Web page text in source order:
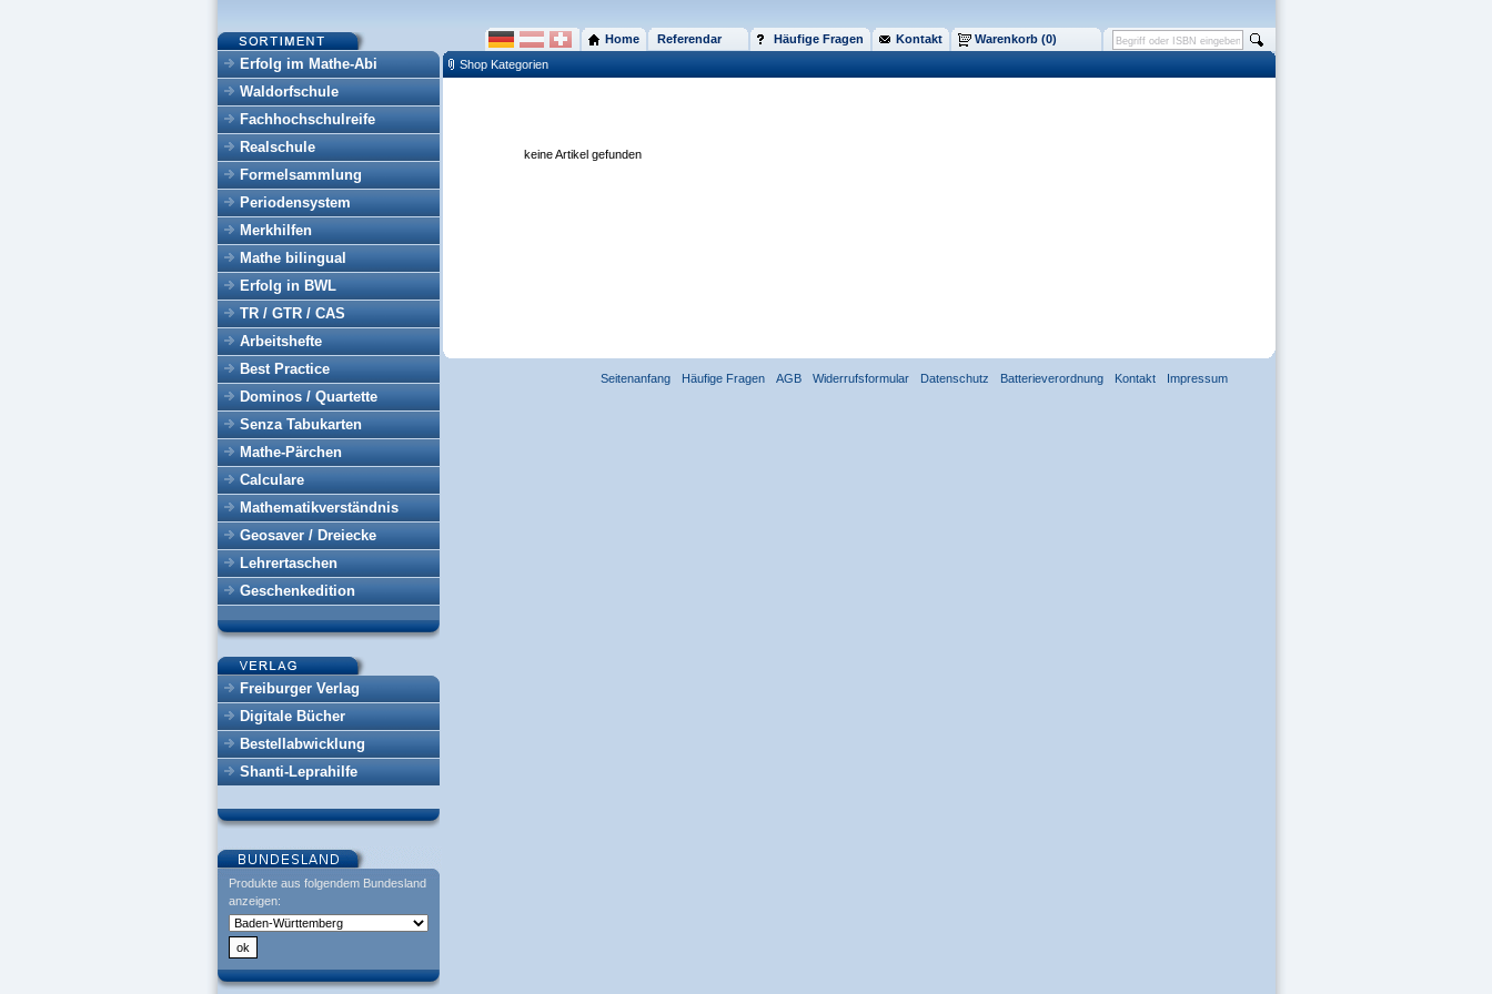
Erfolg im Mathe-Abi
Waldorfschule
Fachhochschulreife
Realschule
Formelsammlung
Periodensystem
Merkhilfen
Mathe bilingual
Erfolg in BWL
TR / GTR / CAS
Arbeitshefte
Best Practice
Dominos / Quartette
Senza Tabukarten
Mathe-Pärchen
Calculare
Mathematikverständnis
Geosaver / Dreiecke
Lehrertaschen
Geschenkedition
Freiburger Verlag
Digitale Bücher
Bestellabwicklung
Shanti-Leprahilfe
Produkte aus folgendem Bundesland
anzeigen:
Home Referendar Häufige Fragen Kontakt
Warenkorb (0)
Shop Kategorien
keine Artikel gefunden
Seitenanfang Häufige Fragen AGB Widerrufsformular Datenschutz Batterieverordnung Kontakt Impressum